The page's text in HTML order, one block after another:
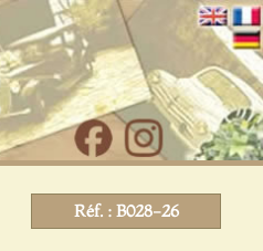
Réf. : B028-26